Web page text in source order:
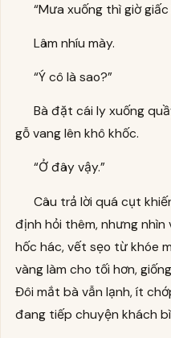
“Mưa xuống thì giờ
Lâm nhíu mày.
“Ý cô là sao?”
Bà đặt cái ly xuống
gỗ vang lên khô khốc.
“Ở đây vậy.”
Câu trả lời quá cụt
định hỏi thêm, nhưng nhìn
hốc hác, vết sẹo từ khóe
vàng làm cho tối hơn,
Đôi mắt bà vẫn lạnh, ít
đang tiếp chuyện khách